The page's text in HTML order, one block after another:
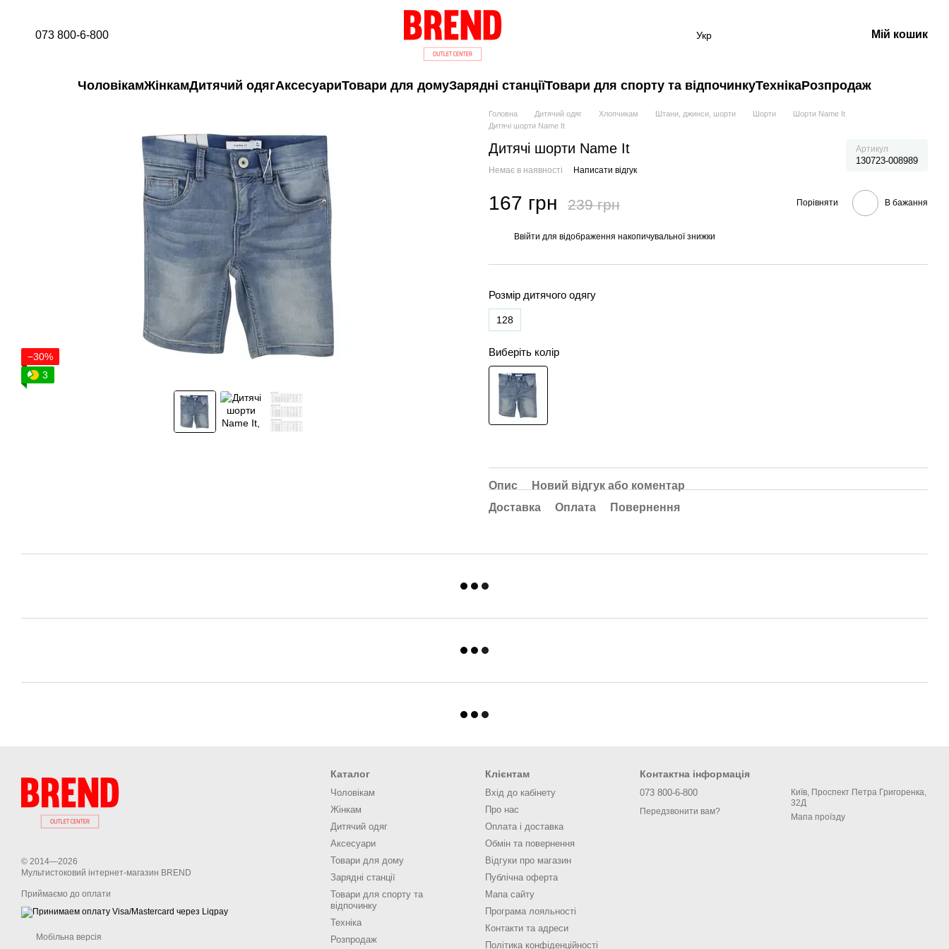
073 800-6-800 Укр Мій кошик
ЧоловікамЖінкамДитячий одягАксесуариТовари для домуЗарядні станціїТовари для спорту та відпочинкуТехнікаРозпродаж
−30%
3
Головна Дитячий одяг Хлопчикам Штани, джинси, шорти Шорти
Шорти Name It
Дитячі шорти Name It
Дитячі шорти Name It Артикул
130723-008989
Немає в наявності Написати відгук
167 грн 239 грн Порівняти В бажання
Ввійти для відображення накопичувальної знижки
Розмір дитячого одягу
128
Виберіть колір
Опис
Новий відгук або коментар
Доставка
Оплата Повернення
© 2014—2026
Мультистоковий інтернет-магазин BREND
Приймаємо до оплати
Мобільна версія
Каталог
Чоловікам
Жінкам
Дитячий одяг
Аксесуари
Товари для дому
Зарядні станції
Товари для спорту та
відпочинку
Техніка
Розпродаж
Клієнтам
Вхід до кабінету
Про нас
Оплата і доставка
Обмін та повернення
Відгуки про магазин
Публічна оферта
Мапа сайту
Програма лояльності
Контакти та адреси
Політика конфіденційності
Контактна інформація
073 800-6-800
Передзвонити вам?
Київ, Проспект Петра Григоренка,
32Д
Мапа проїзду